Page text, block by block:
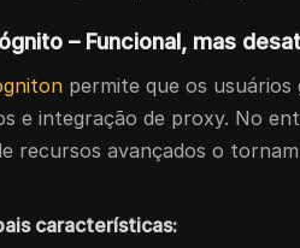
– Funcional, mas
permite que os
e integração de proxy. No
recursos avançados o
características: